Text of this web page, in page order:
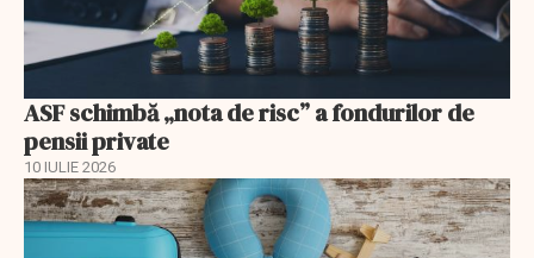
ASF schimbă „nota de risc” a fondurilor de
pensii private
10 IULIE 2026